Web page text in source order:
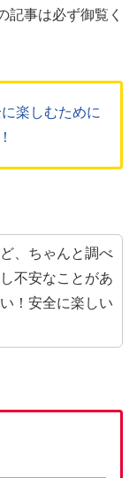
記事は必ず御覧く
楽しむために
、ちゃんと調べ
不安なことがあ
！安全に楽しい